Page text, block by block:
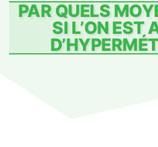
PAR QUELS
SI L’ON EST